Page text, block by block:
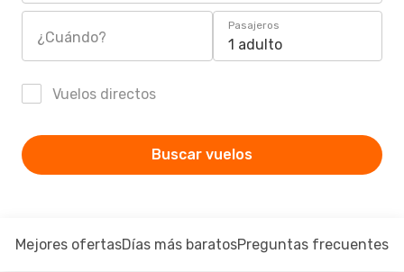
¿Cuándo?
Pasajeros
1 adulto
Vuelos directos
Buscar vuelos
Mejores ofertasDías más baratosPreguntas frecuentes